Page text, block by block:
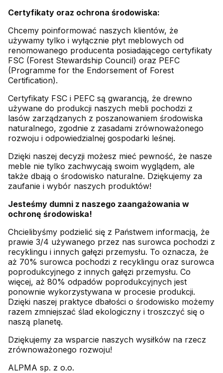
Certyfikaty oraz ochrona środowiska:
Chcemy poinformować naszych klientów, że
używamy tylko i wyłącznie płyt meblowych od
renomowanego producenta posiadającego certyfikaty
FSC (Forest Stewardship Council) oraz PEFC
(Programme for the Endorsement of Forest
Certification).
Certyfikaty FSC i PEFC są gwarancją, że drewno
używane do produkcji naszych mebli pochodzi z
lasów zarządzanych z poszanowaniem środowiska
naturalnego, zgodnie z zasadami zrównoważonego
rozwoju i odpowiedzialnej gospodarki leśnej.
Dzięki naszej decyzji możesz mieć pewność, że nasze
meble nie tylko zachwycają swoim wyglądem, ale
także dbają o środowisko naturalne. Dziękujemy za
zaufanie i wybór naszych produktów!
Jesteśmy dumni z naszego zaangażowania w
ochronę środowiska!
Chcielibyśmy podzielić się z Państwem informacją, że
prawie 3/4 używanego przez nas surowca pochodzi z
recyklingu i innych gałęzi przemysłu. To oznacza, że
aż 70% surowca pochodzi z recyklingu oraz surowca
poprodukcyjnego z innych gałęzi przemysłu. Co
więcej, aż 80% odpadów poprodukcyjnych jest
ponownie wykorzystywana w procesie produkcji.
Dzięki naszej praktyce dbałości o środowisko możemy
razem zmniejszać ślad ekologiczny i troszczyć się o
naszą planetę.
Dziękujemy za wsparcie naszych wysiłków na rzecz
zrównoważonego rozwoju!
ALPMA sp. z o.o.